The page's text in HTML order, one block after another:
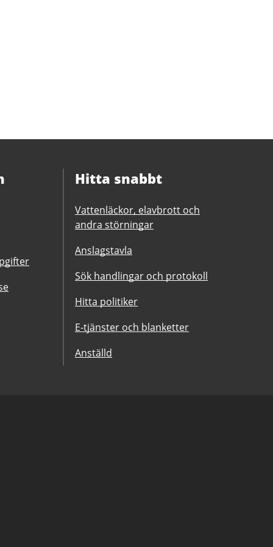
Hitta snabbt
Vattenläckor, elavbrott och
andra störningar
Anslagstavla
Sök handlingar och protokoll
Hitta politiker
E-tjänster och blanketter
Anställd